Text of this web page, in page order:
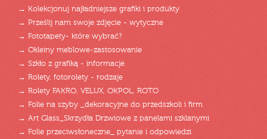
→ Kolekcjonuj najładniejsze grafiki i produkty
→ Prześlij nam swoje zdjęcie - wytyczne
→ Fototapety- które wybrać?
→ Okleiny meblowe-zastosowanie
→ Szkło z grafiką - informacje
→ Rolety, fotorolety - rodzaje
→ Rolety FAKRO, VELUX, OKPOL, ROTO
→ Folie na szyby _dekoracyjne do przedszkoli i firm
→ Art Glass_Skrzydła Drzwiowe z panelami szklanymi
→ Folie przeciwsłoneczne_ pytanie i odpowiedzi